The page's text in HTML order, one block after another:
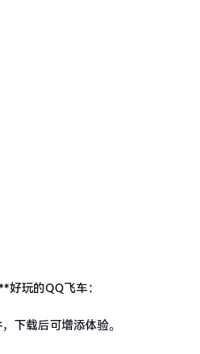
玩的QQ飞车：
下载后可增添体验。